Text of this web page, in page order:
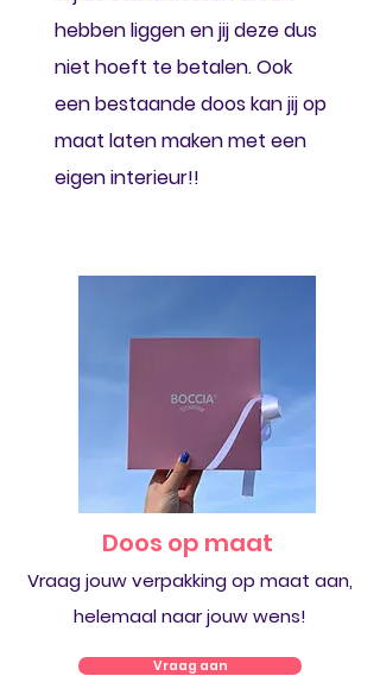
hebben liggen en jij deze dus
niet hoeft te betalen. Ook
een bestaande doos kan jij op
maat laten maken met een
eigen interieur!!
Doos op maat
Vraag jouw verpakking op maat aan,
helemaal naar jouw wens!
Vraag aan